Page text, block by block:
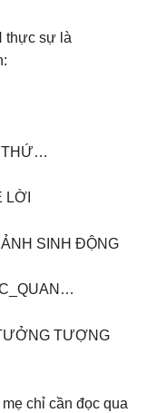
thực sự là
THỨ…
LỜI
SINH ĐỘNG
TƯỢNG
chỉ cần đọc qua